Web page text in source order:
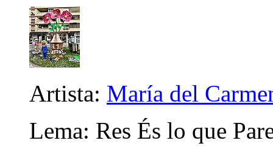
Artista: María del
Lema: Res És lo que